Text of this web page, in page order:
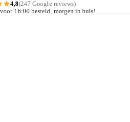
4,8(247 Google reviews)
16:00 besteld, morgen in huis!